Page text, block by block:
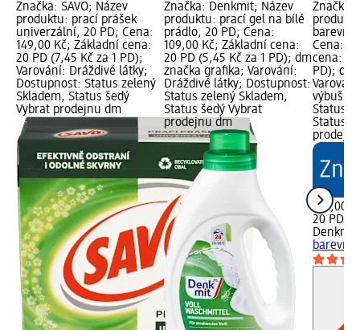
Značka: SAVO; Název
produktu: prací prášek
univerzální, 20 PD; Cena:
149,00 Kč; Základní cena:
20 PD (7,45 Kč za 1 PD);
Varování: Dráždivé látky;
Dostupnost: Status zelený
Skladem, Status šedý
Vybrat prodejnu dm
Značka: Denkmit; Název
produktu: prací gel na bílé
prádlo, 20 PD; Cena:
109,00 Kč; Základní cena:
20 PD (5,45 Kč za 1 PD); dm
značka grafika; Varování:
Dráždivé látky; Dostupnost:
Status zelený Skladem,
Status šedý Vybrat
prodejnu dm
Značka:
barevné
Cena:
cena: 20
PD); dm
Status
Status
109,00
20 PD
Denkmit
barevné